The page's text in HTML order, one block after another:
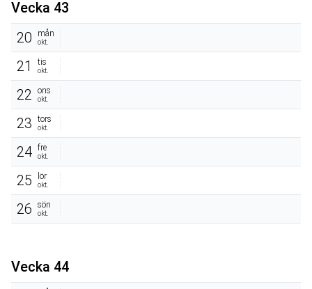
Vecka 43
20
mån
okt.
21 tis
okt.
22 ons
okt.
23 tors
okt.
24 fre
okt.
25 lör
okt.
26 sön
okt.
Vecka 44